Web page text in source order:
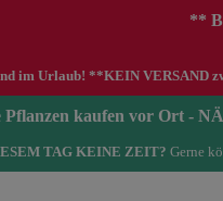
**
im Urlaub! **KEIN VERSAND
kaufen vor Ort -
TAG KEINE ZEIT? Gerne